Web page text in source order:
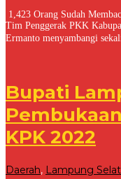
1,423 Orang Sudah
Tim Penggerak PKK
Ermanto menyambangi
Bupati
KPK 2022
Daerah, Lampung